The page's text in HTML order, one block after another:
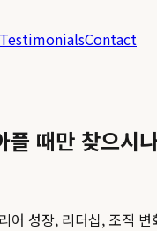
TestimonialsContact
때만 찾으시
어 성장, 리더십, 조직